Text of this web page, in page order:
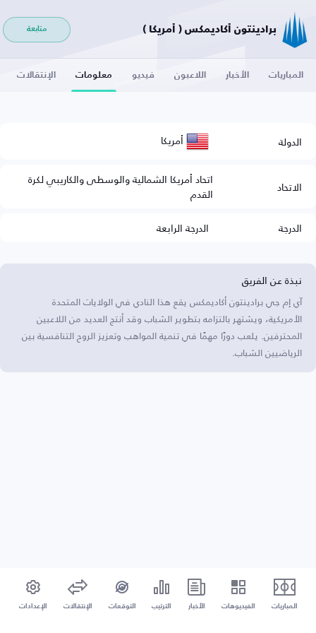
برادينتون أكاديمكس ( أمريكا ) متابعة
المباريات الأخبار اللاعبون فيديو معلومات الإنتقالات
الدولة أمريكا
الاتحاد اتحاد أمريكا الشمالية والوسطى والكاريبي لكرة
القدم
الدرجة
الدرجة الرابعة
نبذة عن الفريق
آي إم جي برادينتون أكاديمكس يقع هذا النادي في الولايات المتحدة
الأمريكية، ويشتهر بالتزامه بتطوير الشباب وقد أنتج العديد من اللاعبين
المحترفين. يلعب دورًا مهمًا في تنمية المواهب وتعزيز الروح التنافسية بين
الرياضيين الشباب.
المباريات الفيديوهات الأخبار الترتيب التوقعات الإنتقالات الإعدادات